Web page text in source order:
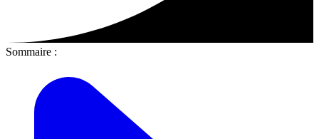
Sommaire :